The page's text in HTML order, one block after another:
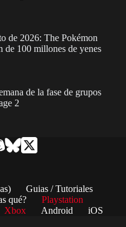
de 2026: The Pokémon
de 100 millones de yenes
de la fase de grupos
2
Guias / Tutoriales
qué?
Playstation
Xbox Android
iOS